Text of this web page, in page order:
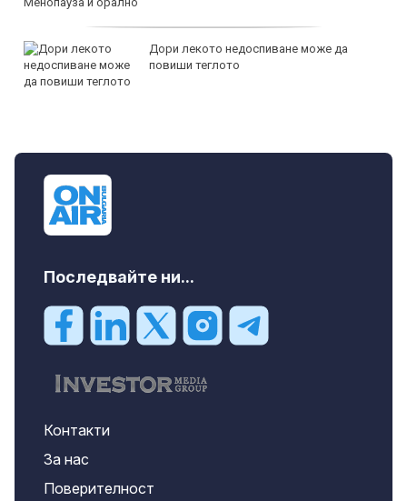
Дори лекото недоспиване може да
повиши теглото
Последвайте ни...
Контакти
За нас
Поверителност